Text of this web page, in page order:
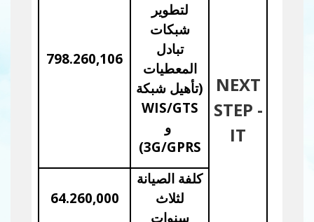
NEXT
STEP -
IT
لتطوير
شبكات
تبادل
المعطيات
(تأهيل شبكة
WIS/GTS
و
3G/GPRS
)
798.260,106
كلفة الصيانة
لثلاث
سنوات
64.260,000